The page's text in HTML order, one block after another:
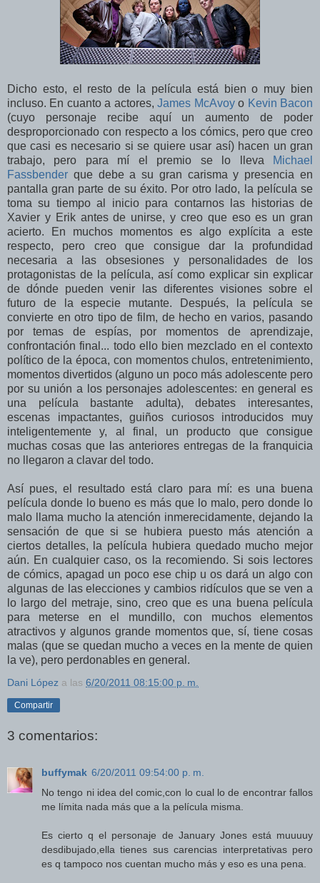
Dicho esto, el resto de la película está bien o muy bien
incluso. En cuanto a actores,James McAvoyo Kevin Bacon
(cuyo personaje recibe aquí un aumento de poder
desproporcionado con respecto a los cómics, pero que creo
que casi es necesario si se quiere usar así) hacen un gran
trabajo, pero para mí el premio se lo lleva
Michael
Fassbender que debe a su gran carisma y presencia en
pantalla gran parte de su éxito. Por otro lado, la película se
toma su tiempo al inicio para contarnos las historias de
Xavier y Erik antes de unirse, y creo que eso es un gran
acierto. En muchos momentos es algo explícita a este
respecto, pero creo que consigue dar la profundidad
necesaria a las obsesiones y personalidades de los
protagonistas de la película, así como explicar sin explicar
de dónde pueden venir las diferentes visiones sobre el
futuro de la especie mutante. Después, la película se
convierte en otro tipo de film, de hecho en varios, pasando
por temas de espías, por momentos de aprendizaje,
confrontación final... todo ello bien mezclado en el contexto
político de la época, con momentos chulos, entretenimiento,
momentos divertidos (alguno un poco más adolescente pero
por su unión a los personajes adolescentes: en general es
una película bastante adulta), debates interesantes,
escenas impactantes, guiños curiosos introducidos muy
inteligentemente y, al final, un producto que consigue
muchas cosas que las anteriores entregas de la franquicia
no llegaron a clavar del todo.
Así pues, el resultado está claro para mí: es una buena
película donde lo bueno es más que lo malo, pero donde lo
malo llama mucho la atención inmerecidamente, dejando la
sensación de que si se hubiera puesto más atención a
ciertos detalles, la película hubiera quedado mucho mejor
aún. En cualquier caso, os la recomiendo. Si sois lectores
de cómics, apagad un poco ese chip u os dará un algo con
algunas de las elecciones y cambios ridículos que se ven a
lo largo del metraje, sino, creo que es una buena película
para meterse en el mundillo, con muchos elementos
atractivos y algunos grande momentos que, sí, tiene cosas
malas (que se quedan mucho a veces en la mente de quien
la ve), pero perdonables en general.
Dani López a las 6/20/2011 08:15:00 p. m.
Compartir
3 comentarios:
buffymak 6/20/2011 09:54:00 p. m.
No tengo ni idea del comic,con lo cual lo de encontrar fallos
me límita nada más que a la película misma.
Es cierto q el personaje de January Jones está muuuuy
desdibujado,ella tienes sus carencias interpretativas pero
es q tampoco nos cuentan mucho más y eso es una pena.